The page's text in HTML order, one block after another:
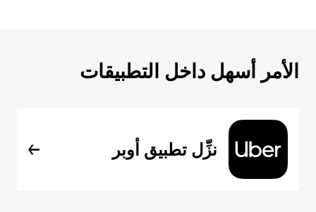
الأمر أسهل داخل التطبيقات
نزِّل تطبيق أوبر